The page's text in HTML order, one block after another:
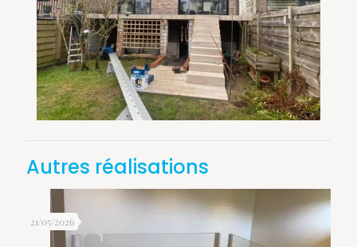
Autres réalisations
21/05/2026